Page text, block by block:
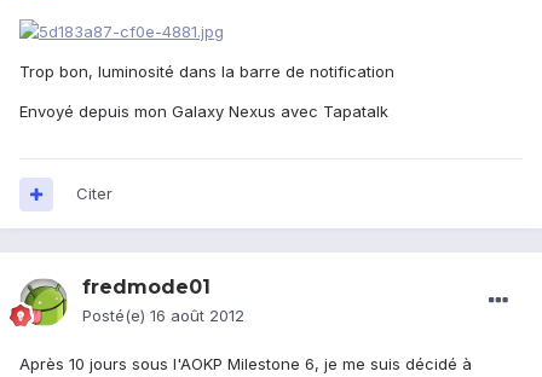
Trop bon, luminosité dans la barre de notification
Envoyé depuis mon Galaxy Nexus avec Tapatalk
Citer
fredmode01
Posté(e) 16 août 2012
Après 10 jours sous l'AOKP Milestone 6, je me suis décidé à